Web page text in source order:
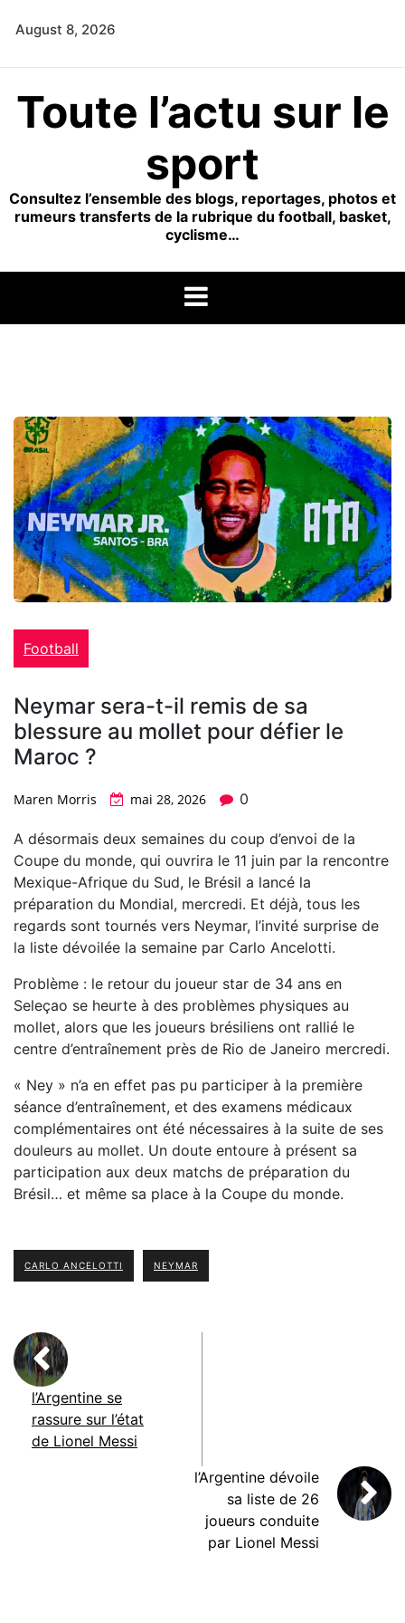
August 8, 2026
Toute l’actu sur le
sport
Consultez l’ensemble des blogs, reportages, photos et
rumeurs transferts de la rubrique du football, basket,
cyclisme…
Football
Neymar sera-t-il remis de sa
blessure au mollet pour défier le
Maroc ?
Maren Morris mai 28, 2026 0
A désormais deux semaines du coup d’envoi de la
Coupe du monde, qui ouvrira le 11 juin par la rencontre
Mexique-Afrique du Sud, le Brésil a lancé la
préparation du Mondial, mercredi. Et déjà, tous les
regards sont tournés vers Neymar, l’invité surprise de
la liste dévoilée la semaine par Carlo Ancelotti.
Problème : le retour du joueur star de 34 ans en
Seleçao se heurte à des problèmes physiques au
mollet, alors que les joueurs brésiliens ont rallié le
centre d’entraînement près de Rio de Janeiro mercredi.
« Ney » n’a en effet pas pu participer à la première
séance d’entraînement, et des examens médicaux
complémentaires ont été nécessaires à la suite de ses
douleurs au mollet. Un doute entoure à présent sa
participation aux deux matchs de préparation du
Brésil… et même sa place à la Coupe du monde.
CARLO ANCELOTTI NEYMAR
l’Argentine se
rassure sur l’état
de Lionel Messi
l’Argentine dévoile
sa liste de 26
joueurs conduite
par Lionel Messi